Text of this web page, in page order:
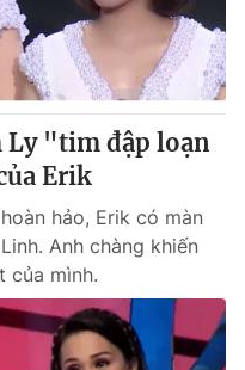
Ly "tim đập loạn
Erik
hảo, Erik có màn
Anh chàng khiến
của mình.